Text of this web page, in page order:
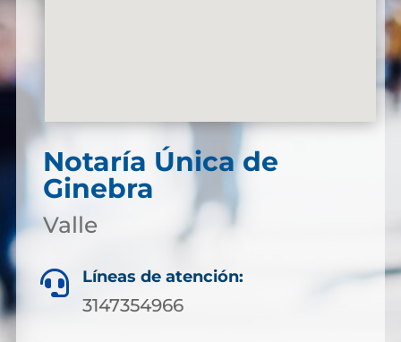
Notaría Única de
Ginebra
Valle
 Líneas de atención:
3147354966